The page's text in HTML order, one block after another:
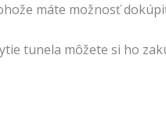
máte možnosť
tunela môžete si ho